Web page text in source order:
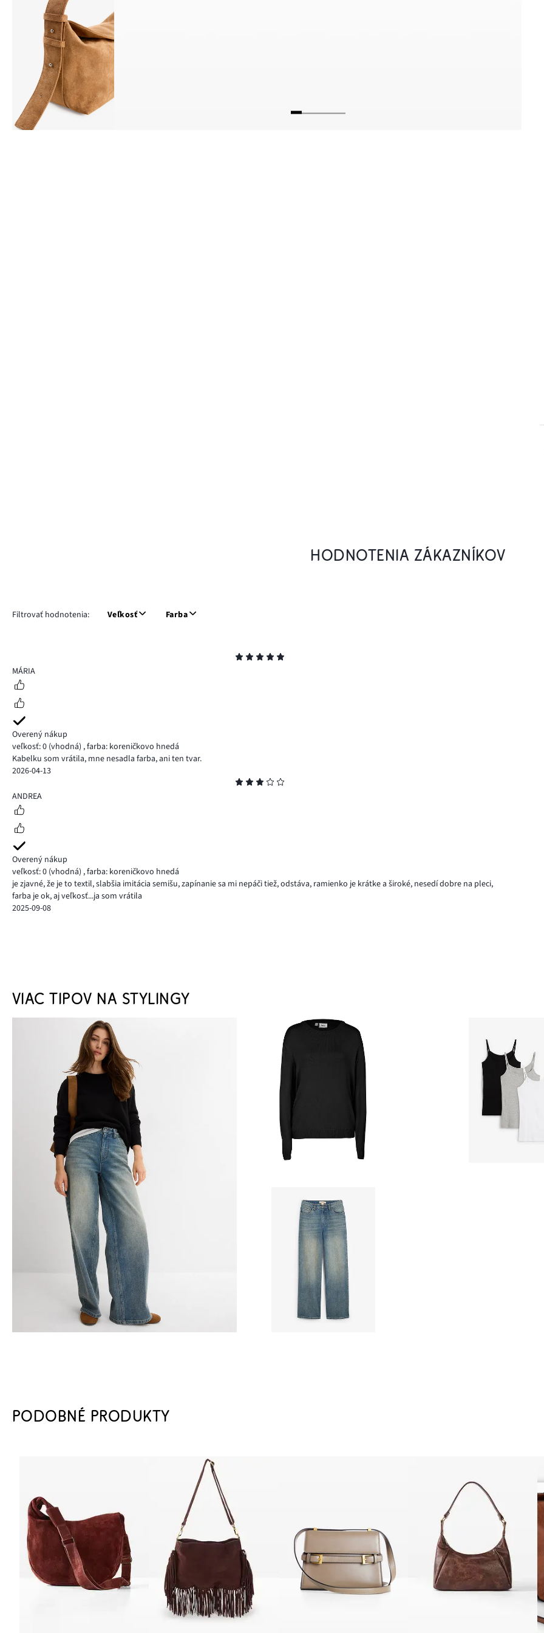
HODNOTENIA ZÁKAZNÍKOV
Filtrovať hodnotenia: Veľkosť Farba
5
MÁRIA
Overený nákup
veľkosť: 0 (vhodná) ,farba: koreničkovo hnedá
Kabelku som vrátila, mne nesadla farba, ani ten tvar.
2026-04-13
3
ANDREA
Overený nákup
veľkosť: 0 (vhodná) ,farba: koreničkovo hnedá
je zjavné, že je to textil, slabšia imitácia semišu, zapínanie sa mi nepáči tiež, odstáva, ramienko je krátke a široké, nesedí dobre na pleci,
farba je ok, aj veľkosť...ja som vrátila
2025-09-08
VIAC TIPOV NA STYLINGY
PODOBNÉ PRODUKTY